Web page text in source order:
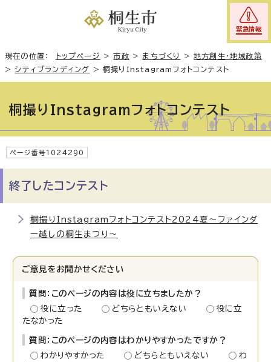
緊急情報
現在の位置： トップページ >市政 > まちづくり >地方創生・地域政策
>シティブランディング >桐撮りInstagramフォトコンテスト
桐撮りInstagramフォトコンテスト
ページ番号1024290
終了したコンテスト
桐撮りInstagramフォトコンテスト2024夏～ファインダ
ー越しの桐生まつり～
ご意見をお聞かせください
質問：このページの内容は役に立ちましたか？
役に立った
どちらともいえない
役に立
たなかった
質問：このページの内容はわかりやすかったですか？
わかりやすかった
どちらともいえない
わ